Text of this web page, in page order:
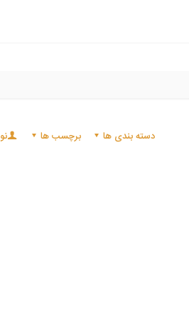
دسته بندی ها برچسب ها